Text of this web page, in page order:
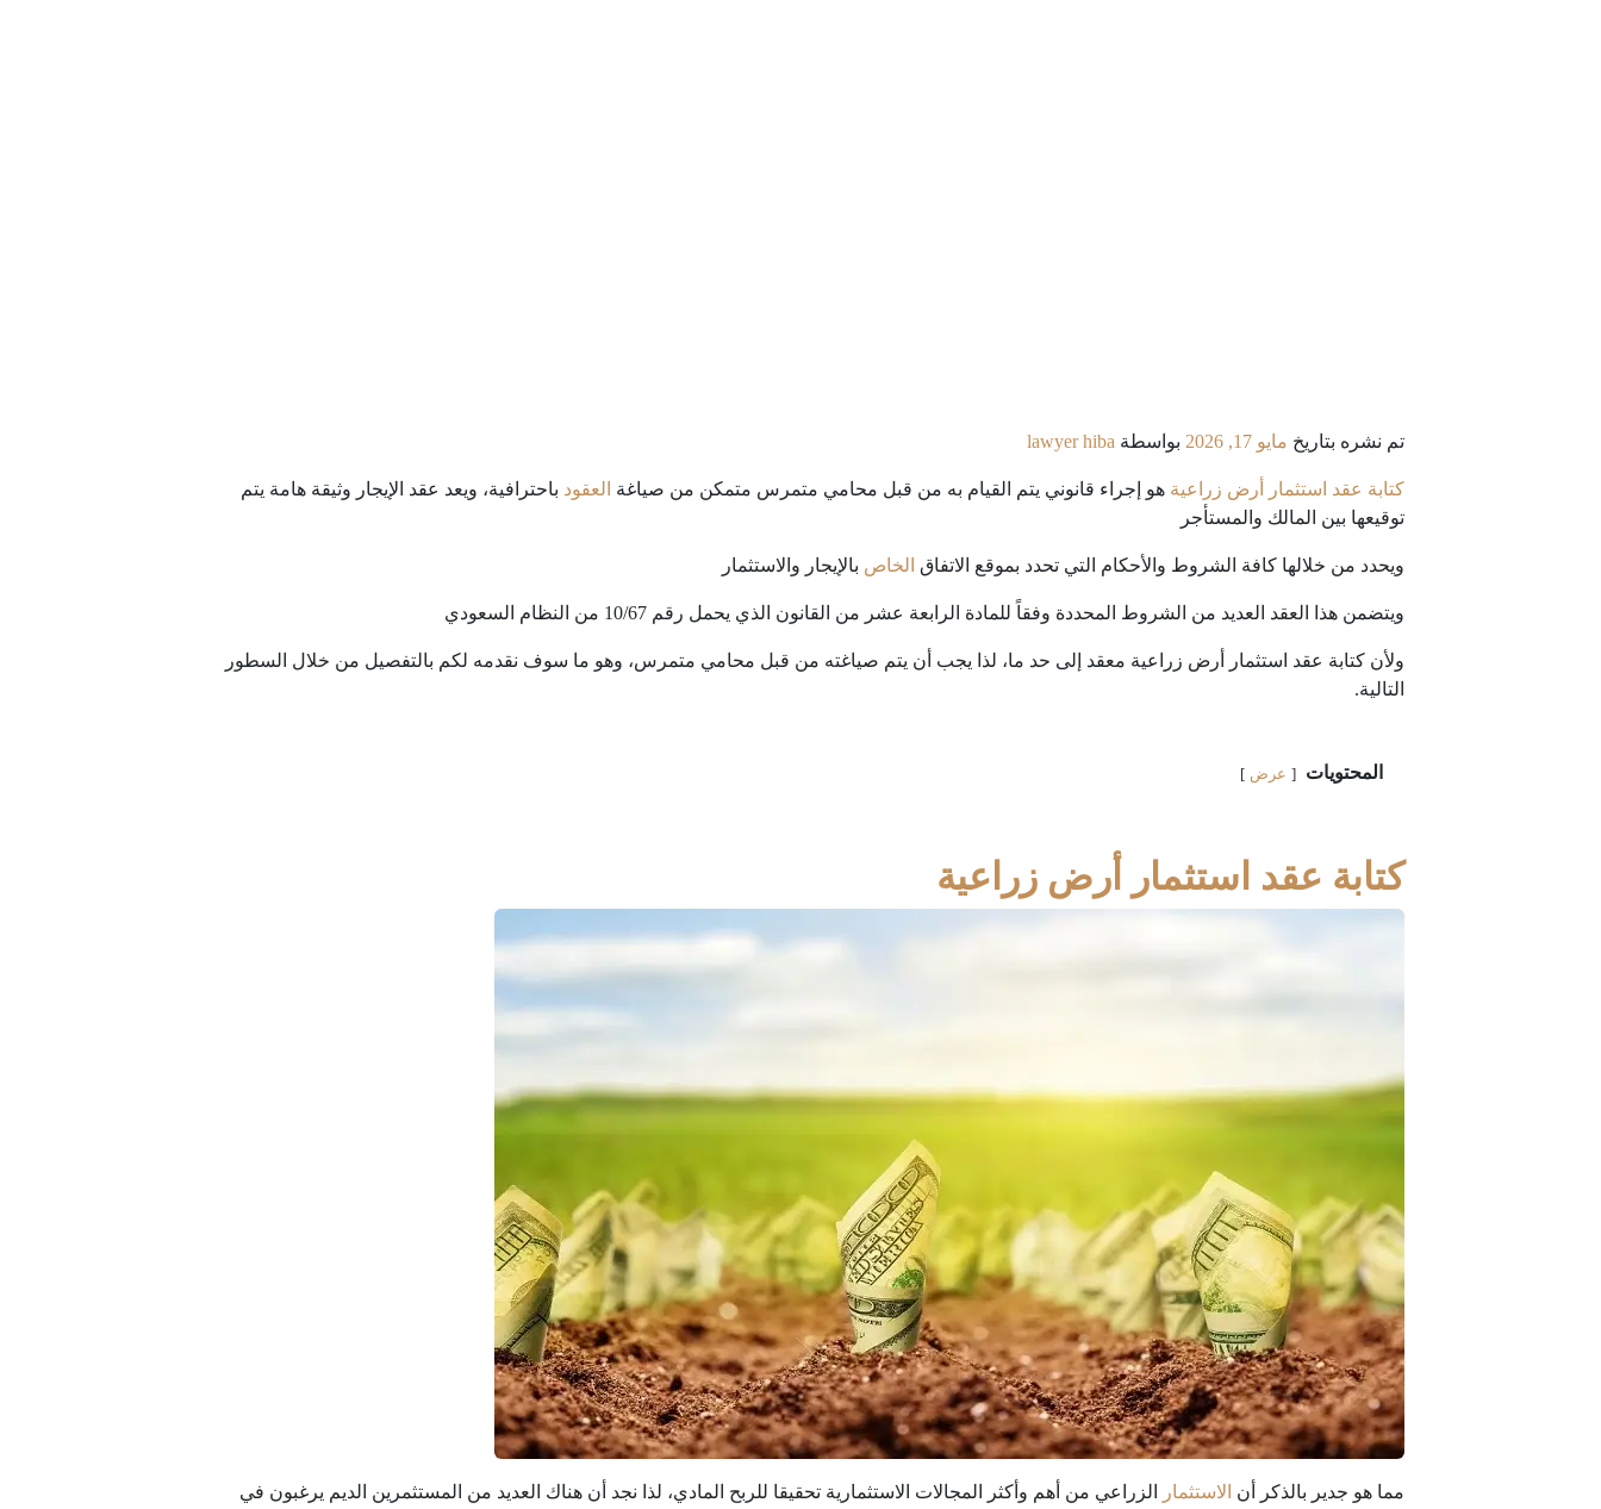
تم نشره بتاريخ مايو 17, 2026 بواسطة lawyer hiba
كتابة عقد استثمار أرض زراعية هو إجراء قانوني يتم القيام به من قبل محامي متمرس متمكن من صياغة العقود باحترافية، ويعد عقد الإيجار وثيقة هامة يتم
توقيعها بين المالك والمستأجر
ويحدد من خلالها كافة الشروط والأحكام التي تحدد بموقع الاتفاق الخاص بالإيجار والاستثمار
ويتضمن هذا العقد العديد من الشروط المحددة وفقاً للمادة الرابعة عشر من القانون الذي يحمل رقم 10/67 من النظام السعودي
ولأن كتابة عقد استثمار أرض زراعية معقد إلى حد ما، لذا يجب أن يتم صياغته من قبل محامي متمرس، وهو ما سوف نقدمه لكم بالتفصيل من خلال السطور
التالية.
المحتويات عرض
كتابة عقد استثمار أرض زراعية
مما هو جدير بالذكر أن الاستثمار
الزراعي من أهم وأكثر المجالات الاستثمارية تحقيقا للربح المادي، لذا نجد أن هناك العديد من المستثمرين الديم يرغبون في